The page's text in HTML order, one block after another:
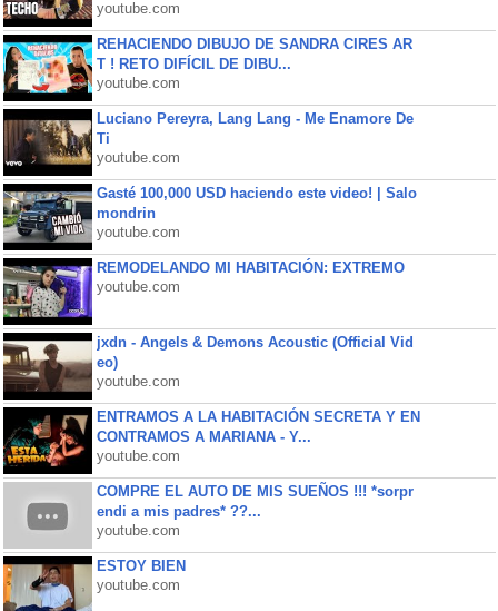
youtube.com
REHACIENDO DIBUJO DE SANDRA CIRES AR
T ! RETO DIFÍCIL DE DIBU...
youtube.com
Luciano Pereyra, Lang Lang - Me Enamore De
Ti
youtube.com
Gasté 100,000 USD haciendo este video! | Salo
mondrin
youtube.com
REMODELANDO MI HABITACIÓN: EXTREMO
youtube.com
jxdn - Angels & Demons Acoustic (Official Vid
eo)
youtube.com
ENTRAMOS A LA HABITACIÓN SECRETA Y EN
CONTRAMOS A MARIANA - Y...
youtube.com
COMPRE EL AUTO DE MIS SUEÑOS !!! *sorpr
endi a mis padres* ??...
youtube.com
ESTOY BIEN
youtube.com